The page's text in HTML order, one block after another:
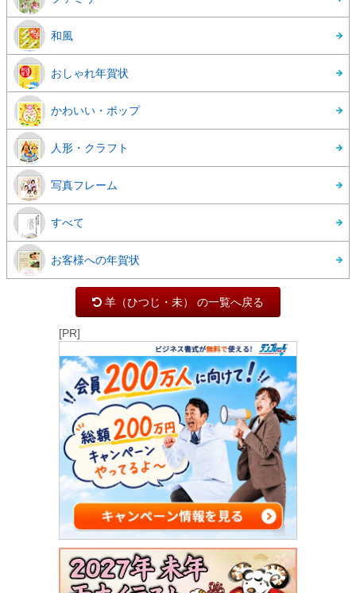
和風
おしゃれ年賀状
かわいい・ポップ
人形・クラフト
写真フレーム
すべて
お客様への年賀状
羊（ひつじ・未） の一覧へ戻る
[PR]